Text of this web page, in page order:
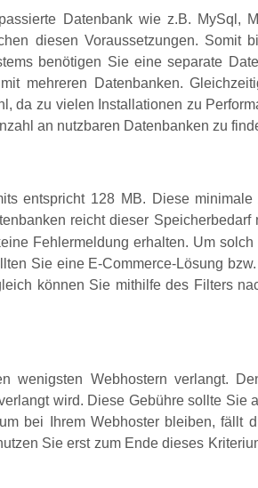
Datenbank wie z.B. MySql,
diesen Voraussetzungen. Somit
benötigen Sie eine separate
mehreren Datenbanken.
da zu vielen Installationen zu
an nutzbaren Datenbanken zu
entspricht 128 MB. Diese
reicht dieser
Fehlermeldung erhalten. Um
Sie eine E-Commerce-Lösung
können Sie mithilfe des Filters
Webhostern verlangt.
wird. Diese Gebühre sollte Sie
bei Ihrem Webhoster bleiben, fällt
Sie erst zum Ende dieses